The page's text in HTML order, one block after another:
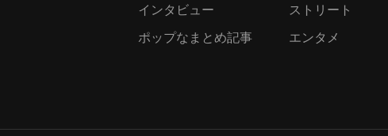
インタビュー
ポップなまとめ記事
ストリート
エンタメ